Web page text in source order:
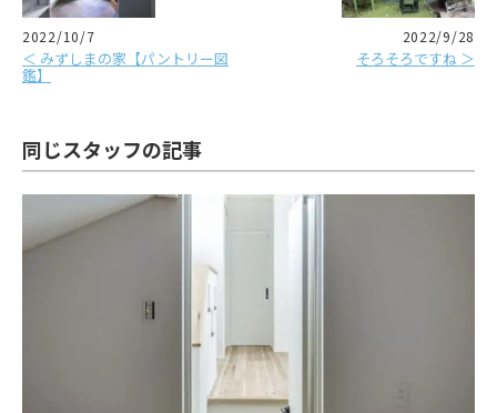
2022/10/7
＜ みずしまの家【パントリー図
鑑】
2022/9/28
そろそろですね ＞
同じスタッフの記事